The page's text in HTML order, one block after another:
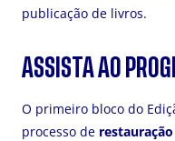
publicação de livros.
ASSISTA AO
O primeiro bloco do
processo de